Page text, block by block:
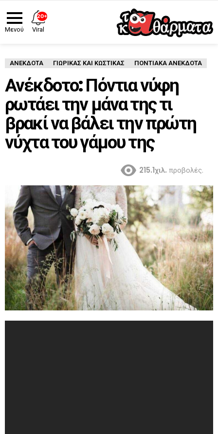
Μενού
ΑΝΈΚΔΟΤΑ ΓΙΩΡΙΚΑΣ ΚΑΙ ΚΩΣΤΙΚΑΣ ΠΟΝΤΙΑΚΑ ΑΝΕΚΔΟΤΑ
Ανέκδοτο: Πόντια νύφη
ρωτάει την μάνα της τι
βρακί να βάλει την πρώτη
νύχτα του γάμου της
215.1χιλ. προβολές.
20+
Viral